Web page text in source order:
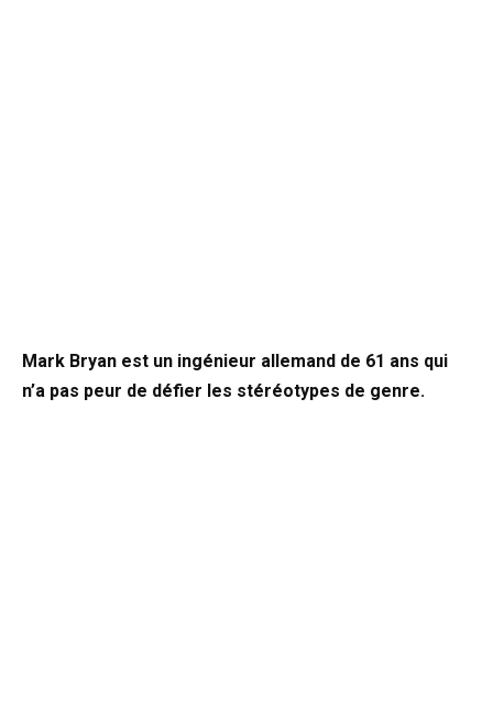
Mark Bryan est un ingénieur allemand de 61 ans qui
n’a pas peur de défier les stéréotypes de genre.